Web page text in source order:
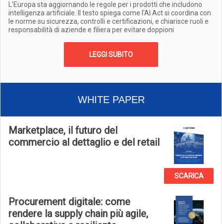
L’Europa sta aggiornando le regole per i prodotti che includono
intelligenza artificiale. Il testo spiega come l’AI Act si coordina con
le norme su sicurezza, controlli e certificazioni, e chiarisce ruoli e
responsabilità di aziende e filiera per evitare doppioni
LEGGI SUBITO
WHITE PAPER
Marketplace, il futuro del
commercio al dettaglio e del retail
SCARICA
Procurement digitale: come
rendere la supply chain più agile,